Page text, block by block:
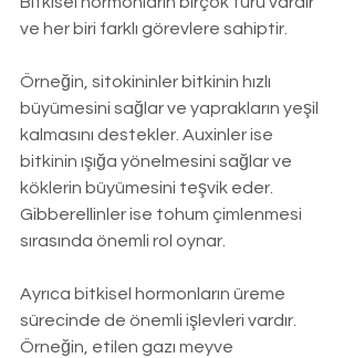
ve her biri farklı görevlere sahiptir.
Örneğin, sitokininler bitkinin hızlı
büyümesini sağlar ve yaprakların yeşil
kalmasını destekler. Auxinler ise
bitkinin ışığa yönelmesini sağlar ve
köklerin büyümesini teşvik eder.
Gibberellinler ise tohum çimlenmesi
sırasında önemli rol oynar.
Ayrıca bitkisel hormonların üreme
sürecinde de önemli işlevleri vardır.
Örneğin, etilen gazı meyve